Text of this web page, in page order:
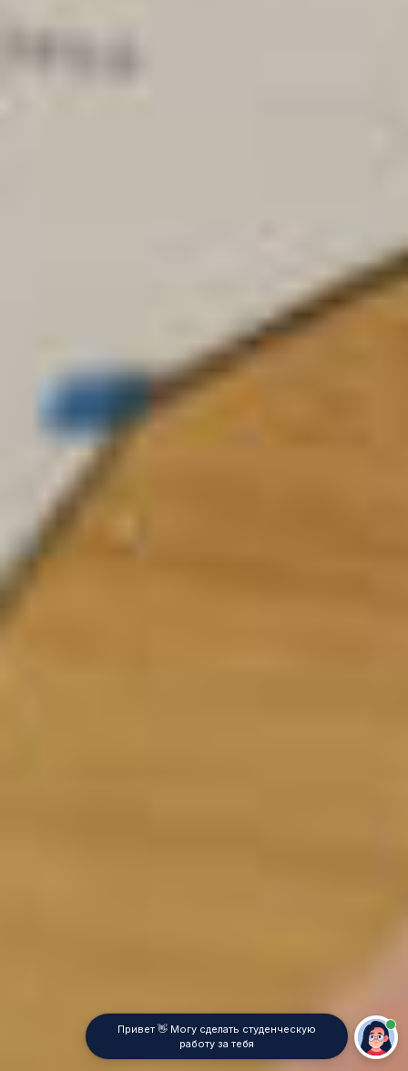
Привет 👋 Могу сделать студенческую
работу за тебя